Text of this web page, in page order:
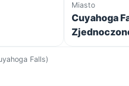
Miasto
Cuyahoga
Falls)